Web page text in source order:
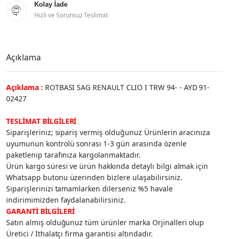

Kolay İade
Hızlı ve Sorunsuz Teslimat
Açıklama
Açıklama : ROTBASI SAG RENAULT CLIO I TRW 94- - AYD 91-
02427
TESLİMAT BİLGİLERİ
Siparişleriniz; sipariş vermiş olduğunuz Ürünlerin aracınıza
uyumunun kontrolü sonrası 1-3 gün arasında özenle
paketlenip tarafınıza kargolanmaktadır.
Ürün kargo süresi ve ürün hakkında detaylı bilgi almak için
Whatsapp butonu üzerinden bizlere ulaşabilirsiniz.
Siparişlerinizi tamamlarken dilerseniz %5 havale
indirimimizden faydalanabilirsiniz.
GARANTİ BİLGİLERİ
Satın almış olduğunuz tüm ürünler marka Orjinalleri olup
Üretici / İthalatçı firma garantisi altındadır.